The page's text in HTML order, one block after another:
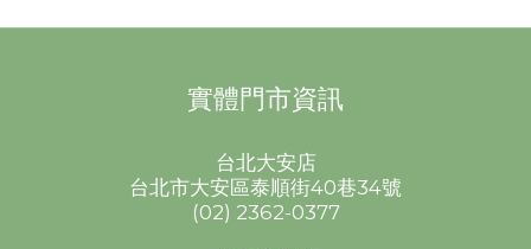
實體門市資訊
台北大安店
台北市大安區泰順街40巷34號
(02) 2362-0377